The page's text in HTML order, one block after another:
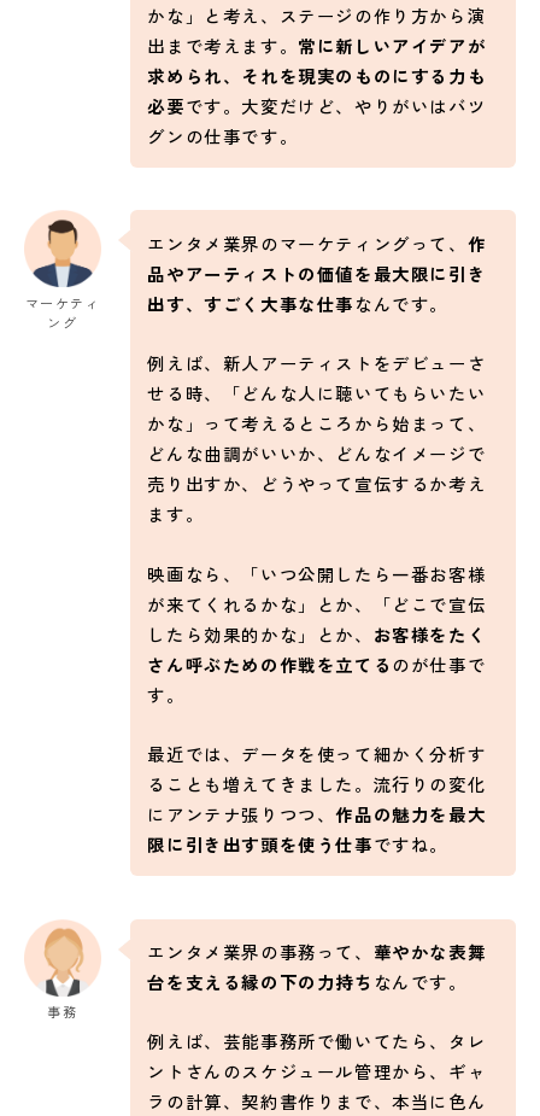
かな」と考え、ステージの作り方から演
出まで考えます。 常に新しいアイデアが
求められ、それを現実のものにする力も
必要です。大変だけど、やりがいはバツ
グンの仕事です。
マーケティ
ング
エンタメ業界のマーケティングって、 作
品やアーティストの価値を最大限に引き
出す、すごく大事な仕事なんです。
例えば、新人アーティストをデビューさ
せる時、「どんな人に聴いてもらいたい
かな」って考えるところから始まって、
どんな曲調がいいか、どんなイメージで
売り出すか、どうやって宣伝するか考え
ます。
映画なら、「いつ公開したら一番お客様
が来てくれるかな」とか、「どこで宣伝
したら効果的かな」とか、 お客様をたく
さん呼ぶための作戦を立てるのが仕事で
す。
最近では、データを使って細かく分析す
ることも増えてきました。流行りの変化
にアンテナ張りつつ、作品の魅力を最大
限に引き出す頭を使う仕事ですね。
事務
エンタメ業界の事務って、 華やかな表舞
台を支える縁の下の力持ち なんです。
例えば、芸能事務所で働いてたら、タレ
ントさんのスケジュール管理から、ギャ
ラの計算、契約書作りまで、本当に色ん